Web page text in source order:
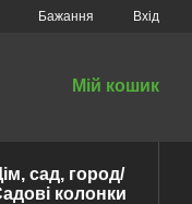
Бажання Вхід
Мій кошик
сад, город/
колонки